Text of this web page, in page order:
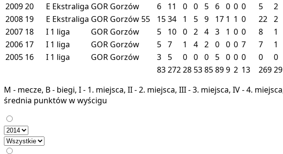
200920 E Ekstraliga GOR Gorzów 6 11 0 0 5 6 0 0 0 5 2
2008 19 E Ekstraliga GOR Gorzów 55 1534 1 5 9 17 1 1 0 22 2
2007 18 I 1 liga GOR Gorzów 5 10 0 2 4 3 1 0 0 8 1
2006 17 I 1 liga GOR Gorzów 5 7 1 4 2 0 0 0 7 7 1
2005 16 I 1 liga GOR Gorzów 3 5 0 0 0 5 0 0 0 0 0
8327228 5385899 2 13 26929
M - mecze, B - biegi, I - 1. miejsca, II - 2. miejsca, III - 3. miejsca, IV - 4.
średnia punktów w wyścigu